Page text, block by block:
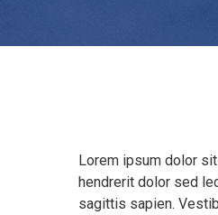
Lorem ipsum dolor
hendrerit dolor sed
sagittis sapien.